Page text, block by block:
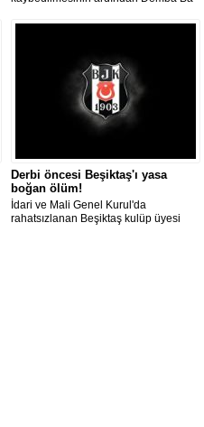
binmedi.
Derbi öncesi Beşiktaş'ı yasa
boğan ölüm!
İdari ve Mali Genel Kurul'da
rahatsızlanan Beşiktaş kulüp üyesi